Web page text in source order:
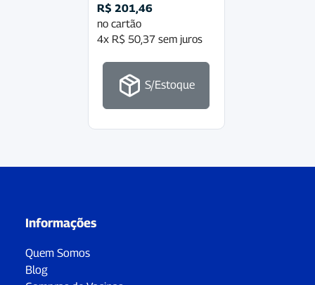
R$ 201,46
no cartão
4x R$50,37sem juros
S/Estoque
Informações
Quem Somos
Blog